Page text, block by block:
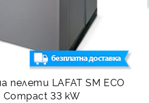
пелети LAFAT SM ECO
Compact 33 kW